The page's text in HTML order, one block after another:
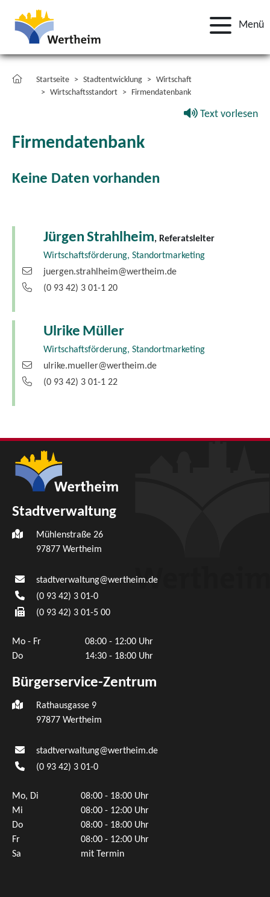
Menü
Startseite Stadtentwicklung
Wirtschaft
Wirtschaftsstandort
Firmendatenbank
Text vorlesen
Firmendatenbank
Keine Daten vorhanden
JürgenStrahlheim, Referatsleiter
Wirtschaftsförderung, Standortmarketing
juergen.strahlheim@wertheim.de
(0 93 42) 3 01-1 20
Ulrike Müller
Wirtschaftsförderung, Standortmarketing
ulrike.mueller@wertheim.de
(0 93 42) 3 01-1 22
Stadtverwaltung
Mühlenstraße 26
97877 Wertheim
stadtverwaltung@wertheim.de
(0 93 42) 3 01-0
(0 93 42) 3 01-5 00
Mo - Fr
08:00 - 12:00 Uhr
Do
14:30 - 18:00 Uhr
Bürgerservice-Zentrum
Rathausgasse 9
97877 Wertheim
stadtverwaltung@wertheim.de
(0 93 42) 3 01-0
Mo, Di
08:00 - 18:00 Uhr
Mi
08:00 - 12:00 Uhr
Do
08:00 - 18:00 Uhr
Fr
08:00 - 12:00 Uhr
Sa
mit Termin